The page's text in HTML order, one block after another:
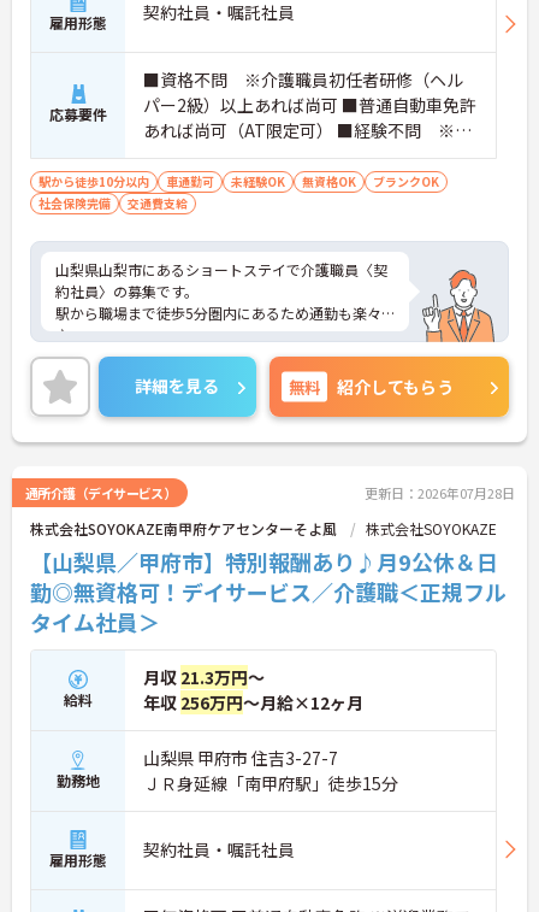
雇用形態 契約社員・嘱託社員
応募要件
■資格不問 ※介護職員初任者研修（ヘル
パー2級）以上あれば尚可 ■普通自動車免許
あれば尚可（AT限定可） ■経験不問 ※介
護施設での経験あれば尚可 ■必要なPCスキ
ル：簡単な入力スキル（介護記録の入力をi
padで行います） ■無資格未経験可
駅から徒歩10分以内 車通勤可 未経験OK 無資格OK
ブランクOK
社会保険完備
交通費支給
山梨県山梨市にあるショートステイで介護職員〈契
約社員〉の募集です。
駅から職場まで徒歩5分圏内にあるため通勤も楽々
♪
介護業界のお仕事が初めての人でもチャレンジでき
る職場です♪丁寧な研修とフォロー体制で、経験に
関わらず安心してスタートできます。昇給、賞与が
あり、さらに福利厚生も充実しているのは嬉しいポ
イントです◎
ントもお伝えしますので是非ご応募お待ちしており
ます。
詳細を見る 無料 紹介してもらう
通所介護（デイサービス） 更新日：2026年07月28日
株式会社SOYOKAZE南甲府ケアセンターそよ風 株式会社SOYOKAZE
【山梨県／甲府市】特別報酬あり♪月9公休＆日
勤◎無資格可！デイサービス／介護職＜正規フル
タイム社員＞
給料
月収 21.3万円～
年収 256万円～月給×12ヶ月
勤務地
山梨県 甲府市 住吉3-27-7
ＪＲ身延線「南甲府駅」徒歩15分
雇用形態 契約社員・嘱託社員